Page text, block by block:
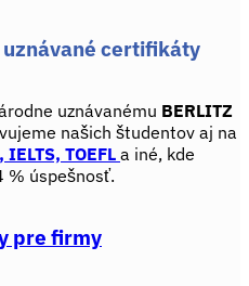
certifikáty
uznávanému BERLITZ
našich študentov aj na
IELTS, TOEFL a iné, kde
% úspešnosť.
pre firmy